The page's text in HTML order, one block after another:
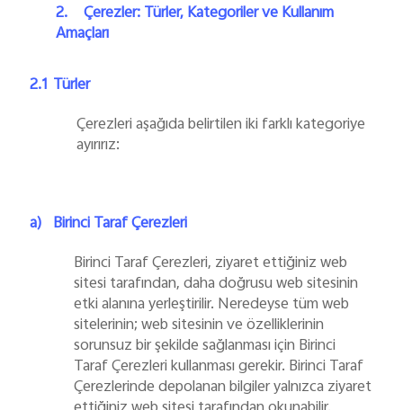
2.
Çerezler: Türler, Kategoriler ve Kullanım
Amaçları
2.1 Türler
Çerezleri aşağıda belirtilen iki farklı kategoriye
ayırırız:
a) Birinci Taraf Çerezleri
Birinci Taraf Çerezleri, ziyaret ettiğiniz web
sitesi tarafından, daha doğrusu web sitesinin
etki alanına yerleştirilir. Neredeyse tüm web
sitelerinin; web sitesinin ve özelliklerinin
sorunsuz bir şekilde sağlanması için Birinci
Taraf Çerezleri kullanması gerekir. Birinci Taraf
Çerezlerinde depolanan bilgiler yalnızca ziyaret